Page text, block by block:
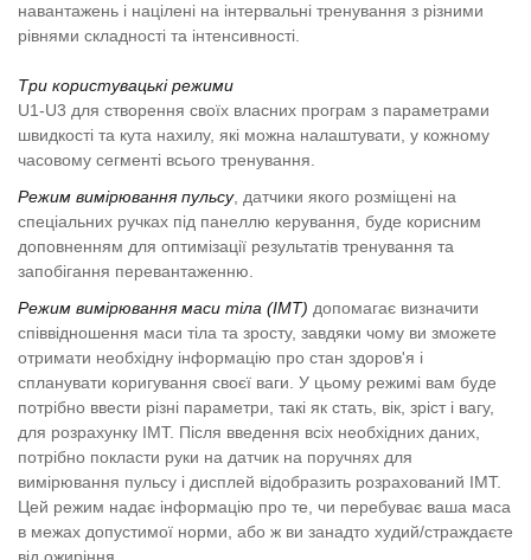
навантажень і націлені на інтервальні тренування з різними
рівнями складності та інтенсивності.
Три користувацькі режими
U1-U3 для створення своїх власних програм з параметрами
швидкості та кута нахилу, які можна налаштувати, у кожному
часовому сегменті всього тренування.
Режим вимірювання пульсу, датчики якого розміщені на
спеціальних ручках під панеллю керування, буде корисним
доповненням для оптимізації результатів тренування та
запобігання перевантаженню.
Режим вимірювання маси тіла (ІМТ) допомагає визначити
співвідношення маси тіла та зросту, завдяки чому ви зможете
отримати необхідну інформацію про стан здоров'я і
спланувати коригування своєї ваги. У цьому режимі вам буде
потрібно ввести різні параметри, такі як стать, вік, зріст і вагу,
для розрахунку ІМТ. Після введення всіх необхідних даних,
потрібно покласти руки на датчик на поручнях для
вимірювання пульсу і дисплей відобразить розрахований ІМТ.
Цей режим надає інформацію про те, чи перебуває ваша маса
в межах допустимої норми, або ж ви занадто худий/страждаєте